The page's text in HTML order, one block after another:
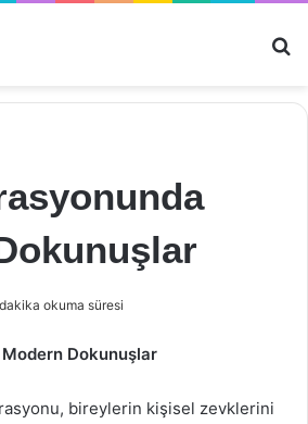
okuma süresi
Dokunuşlar
bireylerin kişisel zevklerini